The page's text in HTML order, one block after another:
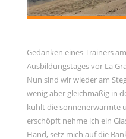
Gedanken eines Trainers
Ausbildungstages vor La
Nun sind wir wieder am
wenig aber gleichmäßig in
kühlt die sonnenerwärmte
erschöpft nehme ich ein
Hand, setz mich auf die